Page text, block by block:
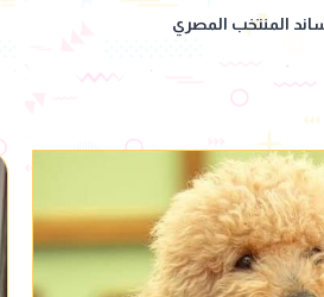
المنتخب المصري